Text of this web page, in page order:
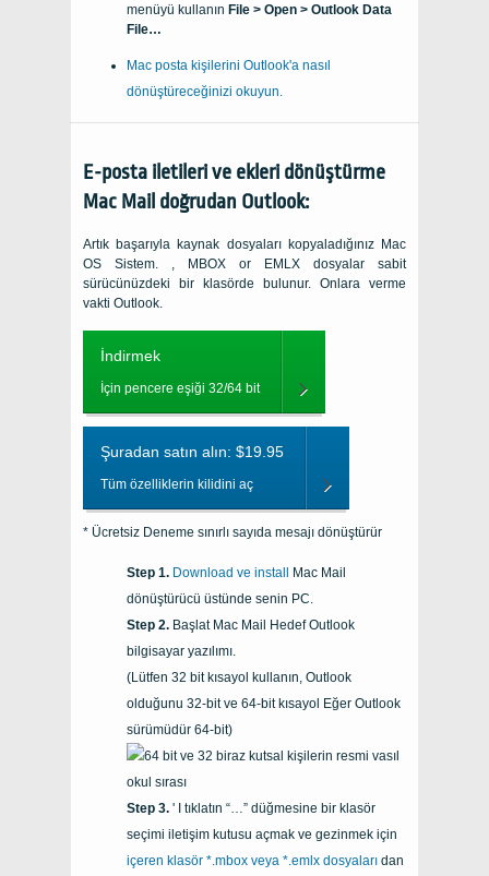
menüyü kullanın File > Open > Outlook Data
File…
Mac posta kişilerini Outlook'a nasıl
dönüştüreceğinizi okuyun.
E-posta iletileri ve ekleri dönüştürme
Mac Mail doğrudan Outlook:
Artık başarıyla kaynak dosyaları kopyaladığınız Mac
OS Sistem. , MBOX or EMLX dosyalar sabit
sürücünüzdeki bir klasörde bulunur. Onlara verme
vakti Outlook
İndirmek
İçin pencere eşiği 32/64 bit
Şuradan satın alın: $19.95
Tüm özelliklerin kilidini aç
* Ücretsiz Deneme sınırlı sayıda mesajı dönüştürür
Download ve install Mac Mail
dönüştürücü üstünde senin PC.
Başlat Mac Mail HedefOutlook
bilgisayar yazılımı.
(Lütfen 32 bit kısayol kullanın, Outlook
olduğunu 32-bitve 64-bitkısayol Eğer Outlook
sürümüdür 64-bit)
' I tıklatın “…” düğmesine bir klasör
seçimi iletişim kutusu açmak ve gezinmek için
içeren klasör *.mbox veya *.emlx dosyaları dan